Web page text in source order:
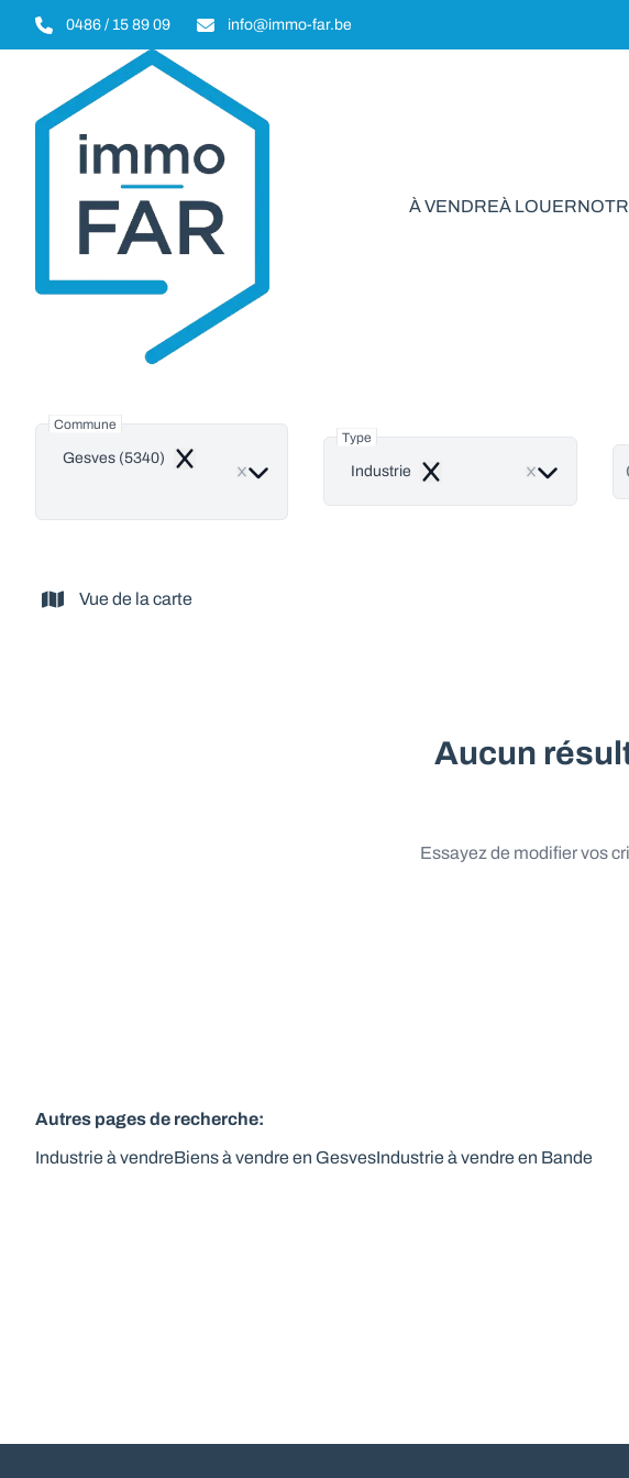
Aller au contenu principal
0486 / 15 89 09 info@immo-far.be
À VENDREÀ LOUER
Commune
Gesves (5340) Remove
Type
Industrie Remove
Vue de la carte
Aucun
Essayez de modifier vos
Autres pages de recherche:
Industrie à vendreBiens à vendre en GesvesIndustrie à vendre en Bande